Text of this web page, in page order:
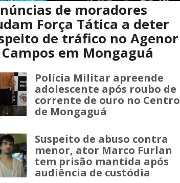
de moradores
Força Tática a deter
de tráfico no Agenor
em Mongaguá
Polícia Militar apreende
adolescente após roubo de
corrente de ouro no Centro
de Mongaguá
Suspeito de abuso contra
menor, ator Marco Furlan
tem prisão mantida após
audiência de custódia